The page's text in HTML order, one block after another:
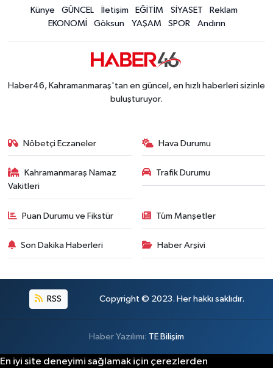
Künye GÜNCEL İletişim EĞİTİM SİYASET
Reklam
EKONOMİ
Göksun YAŞAM SPOR Andırın
Haber46, Kahramanmaraş'tan en güncel, en hızlı haberleri sizinle
buluşturuyor.
Nöbetçi Eczaneler Hava Durumu
Kahramanmaraş Namaz
Vakitleri
Trafik Durumu
Puan Durumu ve Fikstür Tüm Manşetler
Son Dakika Haberleri Haber Arşivi
RSS Copyright © 2023. Her hakkı saklıdır.
Haber Yazılımı: TE Bilişim
En iyi site deneyimi sağlamak için çerezlerden
Politika
YEREL
SEÇİM 2015
ÇEVRE
BİLİM VE TEKNOLOJİ
YARIŞMALAR
TANITIM